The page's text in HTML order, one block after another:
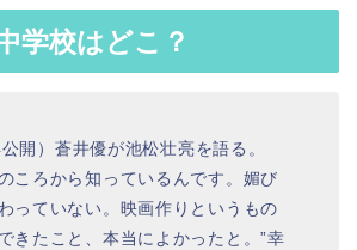
学校はどこ？
公開）蒼井優が池松壮亮を語る。
ころから知っているんです。媚び
っていない。映画作りというもの
きたこと、本当によかったと。”幸